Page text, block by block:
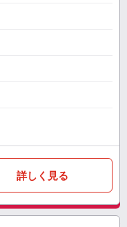
詳しく見る